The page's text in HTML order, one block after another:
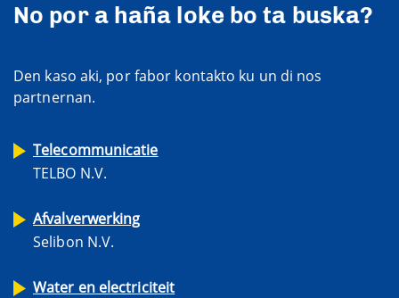
No por a haña loke bo ta buska?
Den kaso aki, por fabor kontakto ku un di nos
partnernan.
Telecommunicatie
TELBO N.V.
Afvalverwerking
Selibon N.V.
Water en electriciteit